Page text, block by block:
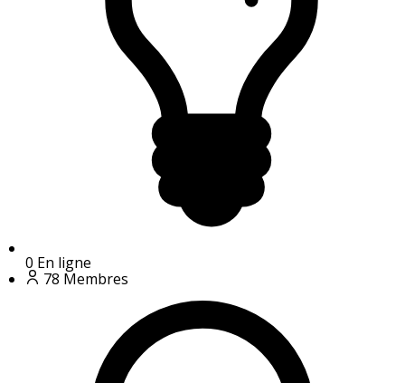
0 En ligne
78 Membres